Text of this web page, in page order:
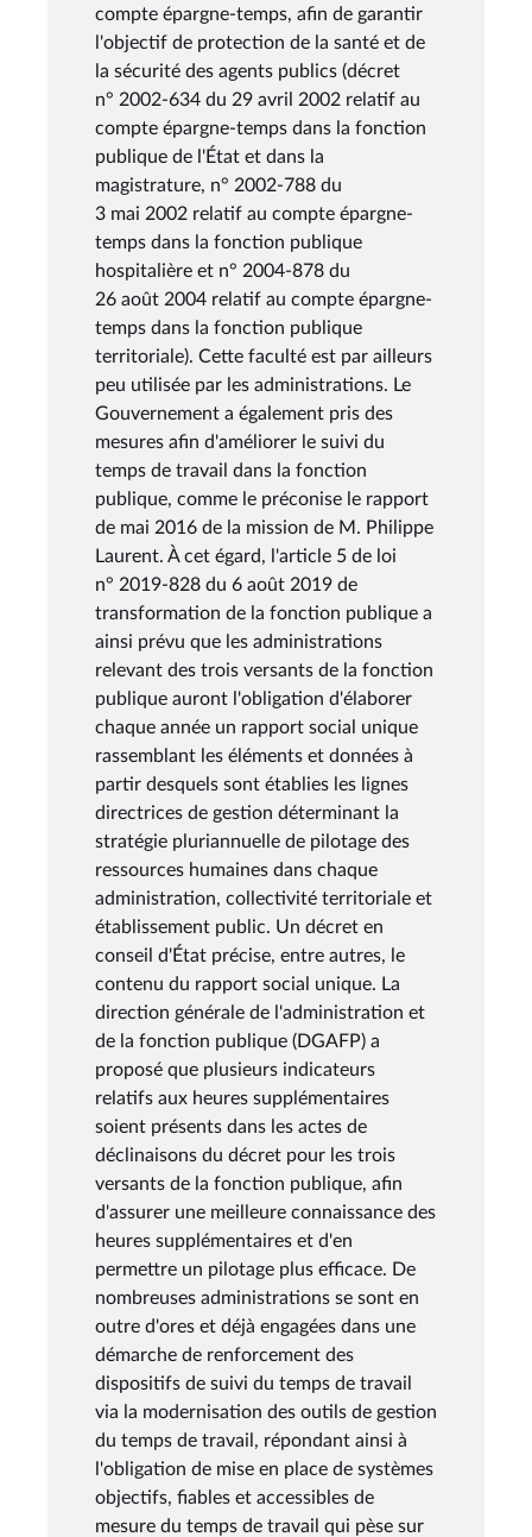
compte épargne-temps, afin de garantir
l'objectif de protection de la santé et de
la sécurité des agents publics (décret
n° 2002-634 du 29 avril 2002 relatif au
compte épargne-temps dans la fonction
publique de l'État et dans la
magistrature, n° 2002-788 du
3 mai 2002 relatif au compte épargne-
temps dans la fonction publique
hospitalière et n° 2004-878 du
26 août 2004 relatif au compte épargne-
temps dans la fonction publique
territoriale). Cette faculté est par ailleurs
peu utilisée par les administrations. Le
Gouvernement a également pris des
mesures afin d'améliorer le suivi du
temps de travail dans la fonction
publique, comme le préconise le rapport
de mai 2016 de la mission de M. Philippe
Laurent. À cet égard, l'article 5 de loi
n° 2019-828 du 6 août 2019 de
transformation de la fonction publique a
ainsi prévu que les administrations
relevant des trois versants de la fonction
publique auront l'obligation d'élaborer
chaque année un rapport social unique
rassemblant les éléments et données à
partir desquels sont établies les lignes
directrices de gestion déterminant la
stratégie pluriannuelle de pilotage des
ressources humaines dans chaque
administration, collectivité territoriale et
établissement public. Un décret en
conseil d'État précise, entre autres, le
contenu du rapport social unique. La
direction générale de l'administration et
de la fonction publique (DGAFP) a
proposé que plusieurs indicateurs
relatifs aux heures supplémentaires
soient présents dans les actes de
déclinaisons du décret pour les trois
versants de la fonction publique, afin
d'assurer une meilleure connaissance des
heures supplémentaires et d'en
permettre un pilotage plus efficace. De
nombreuses administrations se sont en
outre d'ores et déjà engagées dans une
démarche de renforcement des
dispositifs de suivi du temps de travail
via la modernisation des outils de gestion
du temps de travail, répondant ainsi à
l'obligation de mise en place de systèmes
objectifs, fiables et accessibles de
mesure du temps de travail qui pèse sur